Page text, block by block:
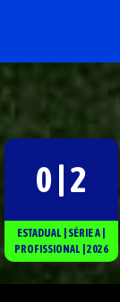
0 | 2
ESTADUAL SÉRIEA
PROFISSIONAL 2026